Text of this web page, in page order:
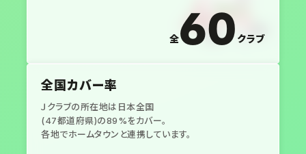
全60 クラブ
全国カバー率
Ｊクラブの所在地は日本全国
(47都道府県)の89%をカバー。
各地でホームタウンと連携しています。